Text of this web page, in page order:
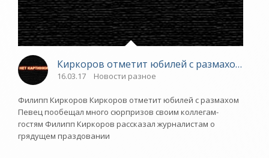
Киркоров отметит юбилей с размахом -
16.03.17 Новости разное
Филипп Киркоров Киркоров отметит юбилей с размахом
Певец пообещал много сюрпризов своим коллегам-
гостям Филипп Киркоров рассказал журналистам о
грядущем праздовании